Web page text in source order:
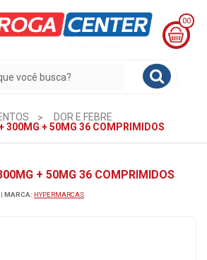
00
CESTA
R$
0,00
DOR E FEBRE
300MG + 50MG 36 COMPRIMIDOS
+ 50MG 36 COMPRIMIDOS
| MARCA: HYPERMARCAS